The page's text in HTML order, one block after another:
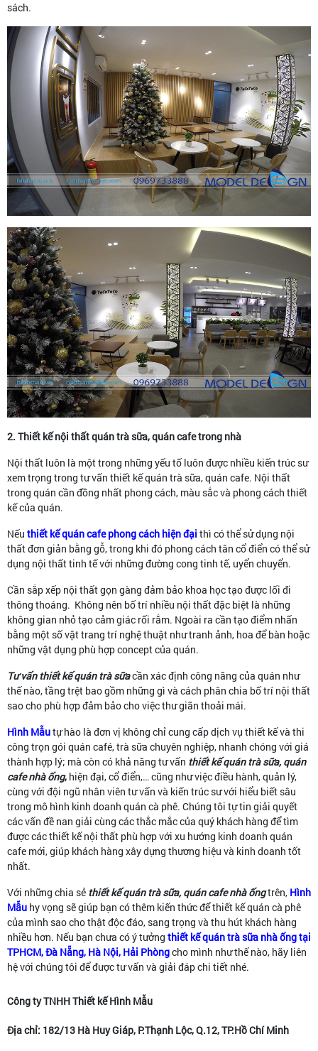
sách.
2. Thiết kế nội thất quán trà sữa, quán cafe trong nhà
Nội thất luôn là một trong những yếu tố luôn được nhiều kiến trúc sư
xem trọng trong tư vấn thiết kế quán trà sữa, quán cafe. Nội thất
trong quán cần đồng nhất phong cách, màu sắc và phong cách thiết
kế của quán.
Nếu thiết kế quán cafe phong cách hiện đại thì có thể sử dụng nội
thất đơn giản bằng gỗ, trong khi đó phong cách tân cổ điển có thể sử
dụng nội thất tinh tế với những đường cong tinh tế, uyển chuyển.
Cần sắp xếp nội thất gọn gàng đảm bảo khoa học tạo được lối đi
thông thoáng. Không nên bố trí nhiều nội thất đặc biệt là những
không gian nhỏ tạo cảm giác rối rắm. Ngoài ra cần tạo điểm nhấn
bằng một số vật trang trí nghệ thuật như tranh ảnh, hoa để bàn hoặc
những vật dụng phù hợp concept của quán.
Tư vấn thiết kế quán trà sữacần xác định công năng của quán như
thế nào, tầng trệt bao gồm những gì và cách phân chia bố trí nội thất
sao cho phù hợp đảm bảo cho việc thư giãn thoải mái.
Hình Mẫutự hào là đơn vị không chỉ cung cấp dịch vụ thiết kế và thi
công trọn gói quán café, trà sữa chuyên nghiệp, nhanh chóng với giá
thành hợp lý; mà còn có khả năng tư vấn thiết kế quán trà sữa, quán
cafe nhà ống, hiện đại, cổ điển,… cũng như việc điều hành, quản lý,
cùng với đội ngũ nhân viên tư vấn và kiến trúc sư với hiểu biết sâu
trong mô hình kinh doanh quán cà phê. Chúng tôi tự tin giải quyết
các vấn đề nan giải cùng các thắc mắc của quý khách hàng để tìm
được các thiết kế nội thất phù hợp với xu hướng kinh doanh quán
cafe mới, giúp khách hàng xây dựng thương hiệu và kinh doanh tốt
nhất.
Với những chia sẻ thiết kế quán trà sữa, quán cafe nhà ốngtrên, Hình
Mẫu hy vọng sẽ giúp bạn có thêm kiến thức để thiết kế quán cà phê
của mình sao cho thật độc đáo, sang trọng và thu hút khách hàng
nhiều hơn. Nếu bạn chưa có ý tưởng thiết kế quán trà sữa nhà ống tại
TPHCM, Đà Nẵng, Hà Nội, Hải Phòngcho mình như thế nào, hãy liên
hệ với chúng tôi để được tư vấn và giải đáp chi tiết nhé.
Công ty TNHH Thiết kế Hình Mẫu
Địa chỉ: 182/13 Hà Huy Giáp, P.Thạnh Lộc, Q.12, TP.Hồ Chí Minh